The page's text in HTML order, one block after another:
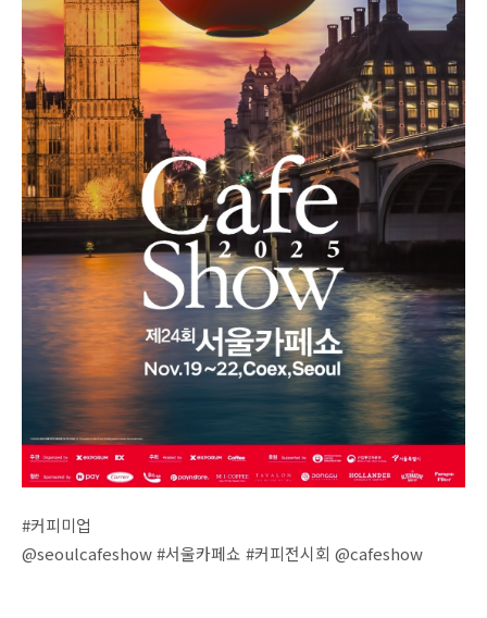
#커피미업
@seoulcafeshow #서울카페쇼 #커피전시회 @cafeshow